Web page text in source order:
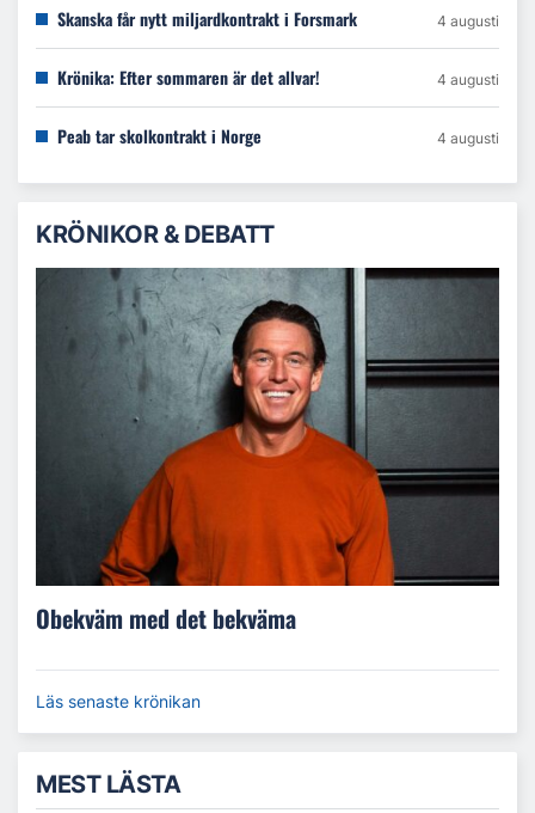
Skanska får nytt miljardkontrakt i Forsmark 4 augusti
Krönika: Efter sommaren är det allvar! 4 augusti
Peab tar skolkontrakt i Norge 4 augusti
KRÖNIKOR & DEBATT
Obekväm med det bekväma
Läs senaste krönikan
MEST LÄSTA